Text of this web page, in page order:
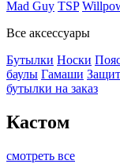
Mad Guy TSP
Все аксессуары
Бутылки Носки
баулы Гамаши
бутылки на заказ
Кастом
смотреть все